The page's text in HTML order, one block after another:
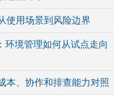
使用场景到风险边界
环境管理如何从试点走向
本、协作和排查能力对照